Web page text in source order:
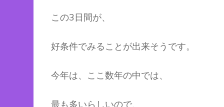
この3日間が、
好条件でみることが出来そうです。
今年は、ここ数年の中では、